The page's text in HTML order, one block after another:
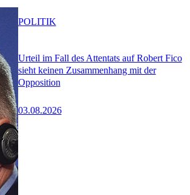
Urteil im Fall des Attentats auf Robert Fico
sieht keinen Zusammenhang mit der
Opposition
03.08.2026
POLITIK